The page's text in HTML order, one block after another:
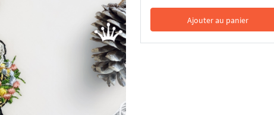
Ajouter au panier
Dans le panier